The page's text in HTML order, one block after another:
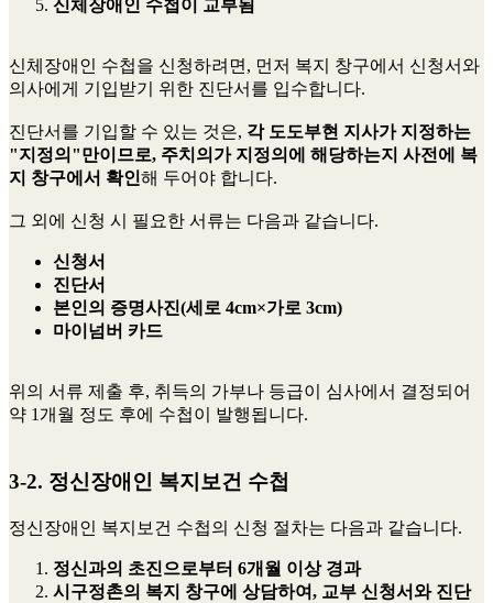
신체장애인 수첩이 교부됨
신체장애인 수첩을 신청하려면, 먼저 복지 창구에서 신청서와
의사에게 기입받기 위한 진단서를 입수합니다.
진단서를 기입할 수 있는 것은, 각 도도부현 지사가 지정하는
"지정의"만이므로, 주치의가 지정의에 해당하는지 사전에 복
지 창구에서 확인해 두어야 합니다.
그 외에 신청 시 필요한 서류는 다음과 같습니다.
신청서
진단서
본인의 증명사진(세로 4cm×가로 3cm)
마이넘버 카드
위의 서류 제출 후, 취득의 가부나 등급이 심사에서 결정되어
약 1개월 정도 후에 수첩이 발행됩니다.
3-2. 정신장애인 복지보건 수첩
정신장애인 복지보건 수첩의 신청 절차는 다음과 같습니다.
정신과의 초진으로부터 6개월 이상 경과
시구정촌의 복지 창구에 상담하여, 교부 신청서와 진단